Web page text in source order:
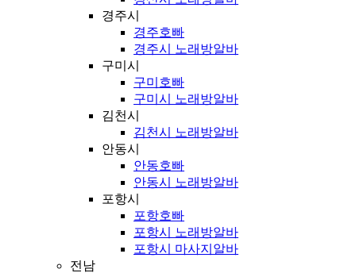
경주시
경주호빠
경주시 노래방알바
구미시
구미호빠
구미시 노래방알바
김천시
김천시 노래방알바
안동시
안동호빠
안동시 노래방알바
포항시
포항호빠
포항시 노래방알바
포항시 마사지알바
전남